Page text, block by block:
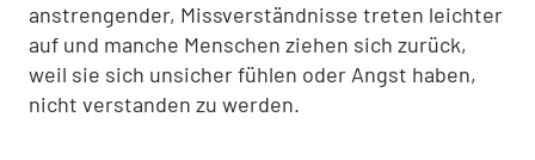
anstrengender, Missverständnisse treten leichter
auf und manche Menschen ziehen sich zurück,
weil sie sich unsicher fühlen oder Angst haben,
nicht verstanden zu werden.